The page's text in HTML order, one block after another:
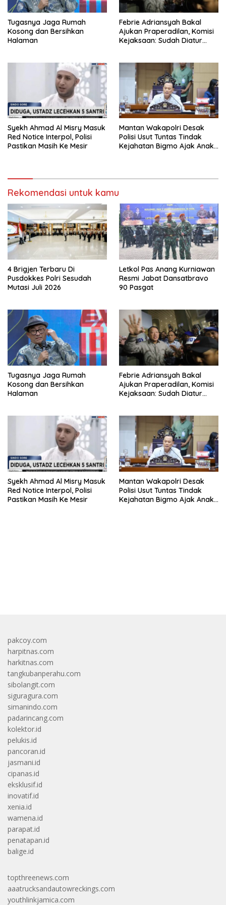
Tugasnya Jaga Rumah
Kosong dan Bersihkan
Halaman
Febrie Adriansyah Bakal
Ajukan Praperadilan, Komisi
Kejaksaan: Sudah Diatur
Syekh Ahmad Al Misry Masuk
Red Notice Interpol, Polisi
Pastikan Masih Ke Mesir
Mantan Wakapolri Desak
Polisi Usut Tuntas Tindak
Kejahatan Bigmo Ajak Anak
Rekomendasi untuk kamu
4 Brigjen Terbaru Di
Pusdokkes Polri Sesudah
Mutasi Juli 2026
Letkol Pas Anang Kurniawan
Resmi Jabat Dansatbravo
90 Pasgat
Tugasnya Jaga Rumah
Kosong dan Bersihkan
Halaman
Febrie Adriansyah Bakal
Ajukan Praperadilan, Komisi
Kejaksaan: Sudah Diatur
Syekh Ahmad Al Misry Masuk
Red Notice Interpol, Polisi
Pastikan Masih Ke Mesir
Mantan Wakapolri Desak
Polisi Usut Tuntas Tindak
Kejahatan Bigmo Ajak Anak
pakcoy.com
harpitnas.com
harkitnas.com
tangkubanperahu.com
sibolangit.com
siguragura.com
simanindo.com
padarincang.com
kolektor.id
pelukis.id
pancoran.id
jasmani.id
cipanas.id
eksklusif.id
inovatif.id
xenia.id
wamena.id
parapat.id
penatapan.id
balige.id
topthreenews.com
aaatrucksandautowreckings.com
youthlinkjamica.com